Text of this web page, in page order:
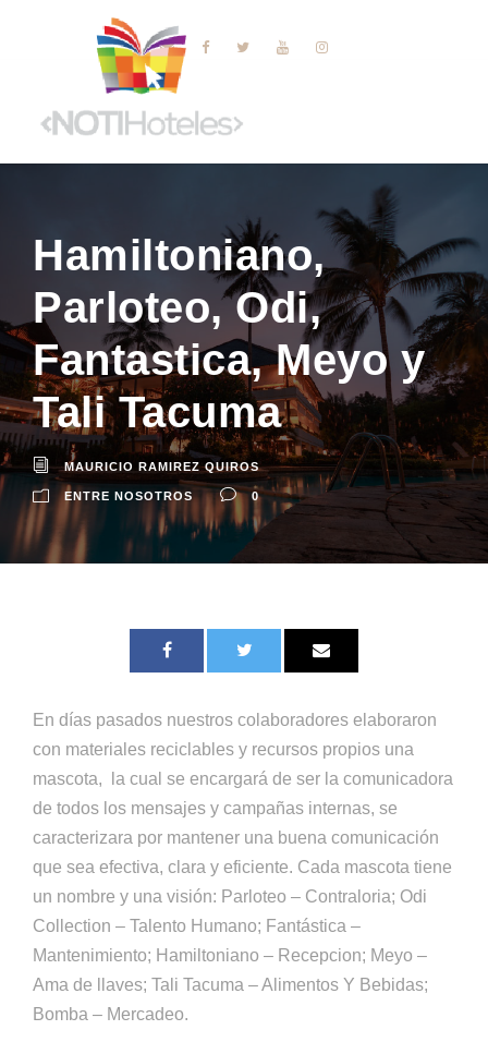
Hamiltoniano,
Parloteo, Odi,
Fantastica, Meyo y
Tali Tacuma
MAURICIO RAMIREZ QUIROS
ENTRE NOSOTROS 0
En días pasados nuestros colaboradores elaboraron
con materiales reciclables y recursos propios una
mascota, la cual se encargará de ser la comunicadora
de todos los mensajes y campañas internas, se
caracterizara por mantener una buena comunicación
que sea efectiva, clara y eficiente. Cada mascota tiene
un nombre y una visión: Parloteo – Contraloria; Odi
Collection – Talento Humano; Fantástica –
Mantenimiento; Hamiltoniano – Recepcion; Meyo –
Ama de llaves; Tali Tacuma – Alimentos Y Bebidas;
Bomba – Mercadeo.